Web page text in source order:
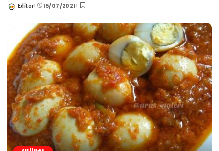
Posted
Editor 15/07/2021